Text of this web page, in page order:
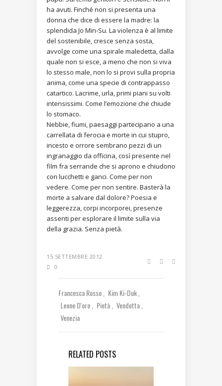
ha avuti. Finché non si presenta una
donna che dice di essere la madre: la
splendida Jo Min-Su. La violenza è al limite
del sostenibile, cresce senza sosta,
avvolge come una spirale maledetta, dalla
quale non si esce, a meno che non si viva
lo stesso male, non lo si provi sulla propria
anima, come una specie di contrappasso
catartico. Lacrime, urla, primi piani su volti
intensissimi. Come l’emozione che chiude
lo stomaco.
Nebbie, fiumi, paesaggi partecipano a una
carrellata di ferocia e morte in cui stupro,
incesto e orrore sembrano pezzi di un
ingranaggio da officina, così presente nel
film fra serrande che si aprono e chiudono
con lucchetti e ganci. Come per non
vedere. Come per non sentire. Basterà la
morte a salvare dal dolore? Poesia e
leggerezza, corpi incorporei, presenze
assenti per esplorare il limite sulla via
della grazia. Senza pietà.
15 SETTEMBRE 2012
0
Francesca Rosso
Kim Ki-Duk
Leone D'oro
Pietà
Vendetta
Venezia
RELATED POSTS